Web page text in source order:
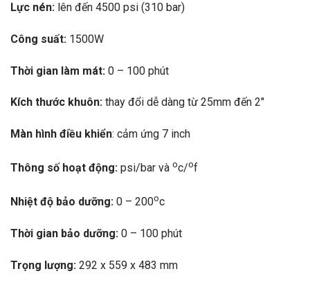
Lực nén: lên đến 4500 psi (310 bar)
Công suất: 1500W
Thời gian làm mát: 0 – 100 phút
Kích thước khuôn: thay đổi dễ dàng từ 25mm đến 2″
Màn hình điều khiển: cảm ứng 7 inch
Thông số hoạt động: psi/bar và oc/of
Nhiệt độ bảo dưỡng: 0 – 200oc
Thời gian bảo dưỡng: 0 – 100 phút
Trọng lượng: 292 x 559 x 483 mm